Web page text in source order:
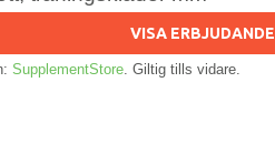
VISA ERBJUDANDE
SupplementStore . Giltig tills vidare.